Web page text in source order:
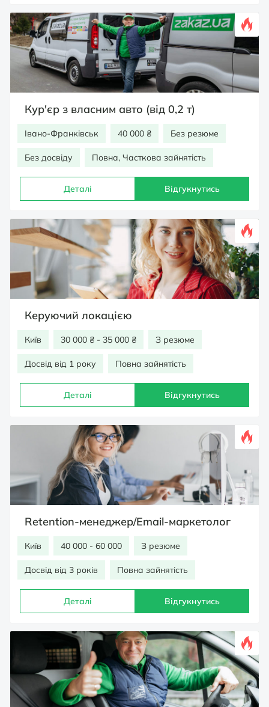
Кур'єр з власним авто (від 0,2 т)
Івано-Франківськ 40 000 ₴ Без резюме
Без досвіду Повна, Часткова зайнятість
Деталі Відгукнутись
Керуючий локацією
Київ 30 000 ₴ - 35 000 ₴ З резюме
Досвід від 1 року Повна зайнятість
Деталі Відгукнутись
Retention-менеджер/Email-маркетолог
Київ 40 000 - 60 000 З резюме
Досвід від 3 років Повна зайнятість
Деталі Відгукнутись